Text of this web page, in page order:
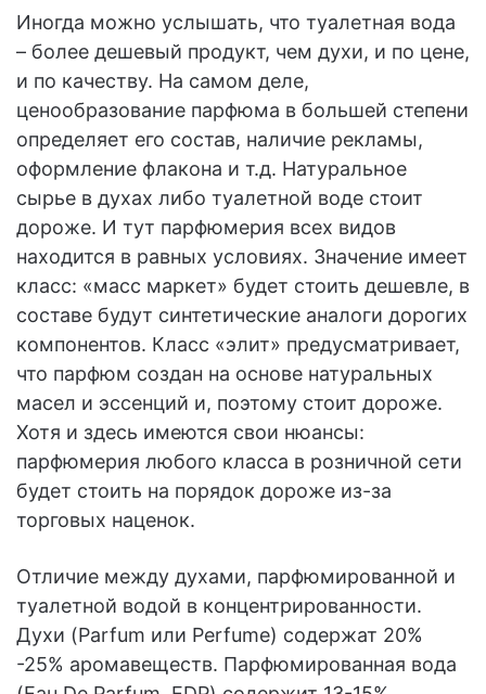
Иногда можно услышать, что туалетная вода
– более дешевый продукт, чем духи, и по цене,
и по качеству. На самом деле,
ценообразование парфюма в большей степени
определяет его состав, наличие рекламы,
оформление флакона и т.д. Натуральное
сырье в духах либо туалетной воде стоит
дороже. И тут парфюмерия всех видов
находится в равных условиях. Значение имеет
класс: «масс маркет» будет стоить дешевле, в
составе будут синтетические аналоги дорогих
компонентов. Класс «элит» предусматривает,
что парфюм создан на основе натуральных
масел и эссенций и, поэтому стоит дороже.
Хотя и здесь имеются свои нюансы:
парфюмерия любого класса в розничной сети
будет стоить на порядок дороже из-за
торговых наценок.
Отличие между духами, парфюмированной и
туалетной водой в концентрированности.
Духи (Parfum или Perfume) содержат 20%
-25% аромавеществ. Парфюмированная вода